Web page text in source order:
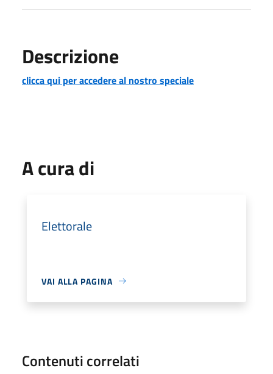
Descrizione
clicca qui per accedere al nostro speciale
A cura di
Elettorale
VAI ALLA PAGINA
Contenuti correlati